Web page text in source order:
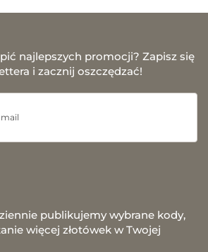
najlepszych promocji? Zapisz się
i zacznij oszczędzać!
publikujemy wybrane kody,
więcej złotówek w Twojej